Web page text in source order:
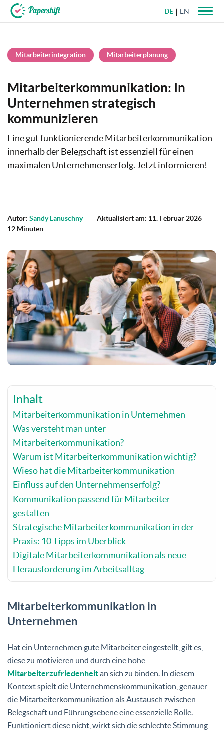
DE EN
Mitarbeiterintegration Mitarbeiterplanung
Mitarbeiterkommunikation: In
Unternehmen strategisch
kommunizieren
Eine gut funktionierende Mitarbeiterkommunikation
innerhalb der Belegschaft ist essenziell für einen
maximalen Unternehmenserfolg. Jetzt informieren!
Autor: Sandy Lanuschny
Aktualisiert am: 11. Februar 2026
12 Minuten
Inhalt
Mitarbeiterkommunikation in Unternehmen
Was versteht man unter
Mitarbeiterkommunikation?
Warum ist Mitarbeiterkommunikation wichtig?
Wieso hat die Mitarbeiterkommunikation
Einfluss auf den Unternehmenserfolg?
Kommunikation passend für Mitarbeiter
gestalten
Strategische Mitarbeiterkommunikation in der
Praxis: 10 Tipps im Überblick
Digitale Mitarbeiterkommunikation als neue
Herausforderung im Arbeitsalltag
Mitarbeiterkommunikation in
Unternehmen
Hat ein Unternehmen gute Mitarbeiter eingestellt, gilt es,
diese zu motivieren und durch eine hohe
Mitarbeiterzufriedenheitan sich zu binden. In diesem
Kontext spielt die Unternehmenskommunikation, genauer
die Mitarbeiterkommunikation als Austausch zwischen
Belegschaft und Führungsebene eine essenzielle Rolle.
Funktioniert diese nicht, wirkt sich die schlechte Stimmung